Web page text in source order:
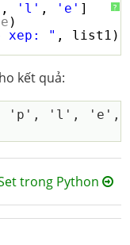
?
, 'l' , 'e' ]
)
xep: " , list1)
kết quả:
'p', 'l', 'e',
trong Python